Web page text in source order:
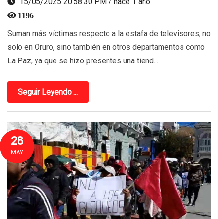
1196
Suman más víctimas respecto a la estafa de televisores, no
solo en Oruro, sino también en otros departamentos como
La Paz, ya que se hizo presentes una tiend...
Seguir Leyendo ...
28
MAY